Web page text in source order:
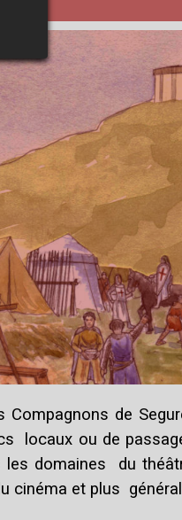
de
locaux ou de
les domaines du
cinéma et plus